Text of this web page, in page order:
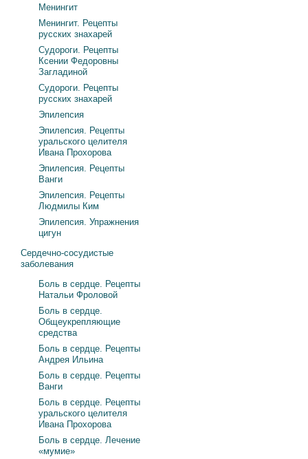
Менингит
Менингит. Рецепты
русских знахарей
Судороги. Рецепты
Ксении Федоровны
Загладиной
Судороги. Рецепты
русских знахарей
Эпилепсия
Эпилепсия. Рецепты
уральского целителя
Ивана Прохорова
Эпилепсия. Рецепты
Ванги
Эпилепсия. Рецепты
Людмилы Ким
Эпилепсия. Упражнения
цигун
Сердечно-сосудистые
заболевания
Боль в сердце. Рецепты
Натальи Фроловой
Боль в сердце.
Общеукрепляющие
средства
Боль в сердце. Рецепты
Андрея Ильина
Боль в сердце. Рецепты
Ванги
Боль в сердце. Рецепты
уральского целителя
Ивана Прохорова
Боль в сердце. Лечение
«мумие»